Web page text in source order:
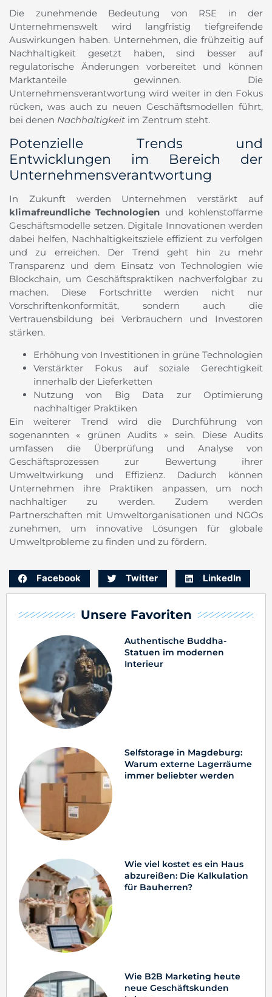
Unsere Favoriten
Authentische Buddha-
Statuen im modernen
Interieur
Selfstorage in Magdeburg:
Warum externe Lagerräume
immer beliebter werden
Wie viel kostet es ein Haus
abzureißen: Die Kalkulation
für Bauherren?
Wie B2B Marketing heute
neue Geschäftskunden
Die zunehmende Bedeutung von RSE in der
Unternehmenswelt wird langfristig tiefgreifende
Auswirkungen haben. Unternehmen, die frühzeitig auf
Nachhaltigkeit gesetzt haben, sind besser auf
regulatorische Änderungen vorbereitet und können
Marktanteile gewinnen. Die
Unternehmensverantwortung wird weiter in den Fokus
rücken, was auch zu neuen Geschäftsmodellen führt,
bei denen Nachhaltigkeit im Zentrum steht.
Potenzielle Trends und
Entwicklungen im Bereich der
Unternehmensverantwortung
In Zukunft werden Unternehmen verstärkt auf
klimafreundliche Technologien und kohlenstoffarme
Geschäftsmodelle setzen. Digitale Innovationen werden
dabei helfen, Nachhaltigkeitsziele effizient zu verfolgen
und zu erreichen. Der Trend geht hin zu mehr
Transparenz und dem Einsatz von Technologien wie
Blockchain, um Geschäftspraktiken nachverfolgbar zu
machen. Diese Fortschritte werden nicht nur
Vorschriftenkonformität, sondern auch die
Vertrauensbildung bei Verbrauchern und Investoren
stärken.
Erhöhung von Investitionen in grüne Technologien
Verstärkter Fokus auf soziale Gerechtigkeit
innerhalb der Lieferketten
Nutzung von Big Data zur Optimierung
nachhaltiger Praktiken
Ein weiterer Trend wird die Durchführung von
sogenannten « grünen Audits » sein. Diese Audits
umfassen die Überprüfung und Analyse von
Geschäftsprozessen zur Bewertung ihrer
Umweltwirkung und Effizienz. Dadurch können
Unternehmen ihre Praktiken anpassen, um noch
nachhaltiger zu werden. Zudem werden
Partnerschaften mit Umweltorganisationen und NGOs
zunehmen, um innovative Lösungen für globale
Umweltprobleme zu finden und zu fördern.
Facebook Twitter LinkedIn